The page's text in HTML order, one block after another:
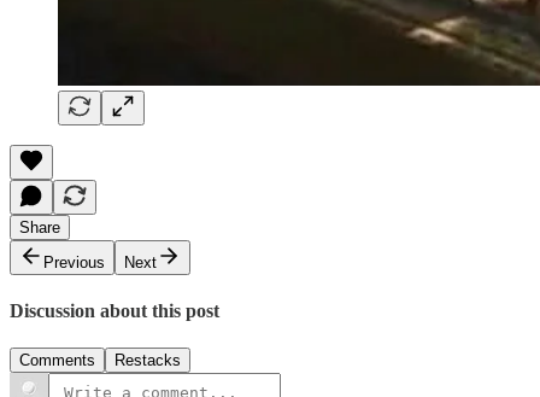
Share
Previous
Next
Discussion about this post
Comments Restacks